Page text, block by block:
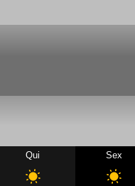
Qui Sex